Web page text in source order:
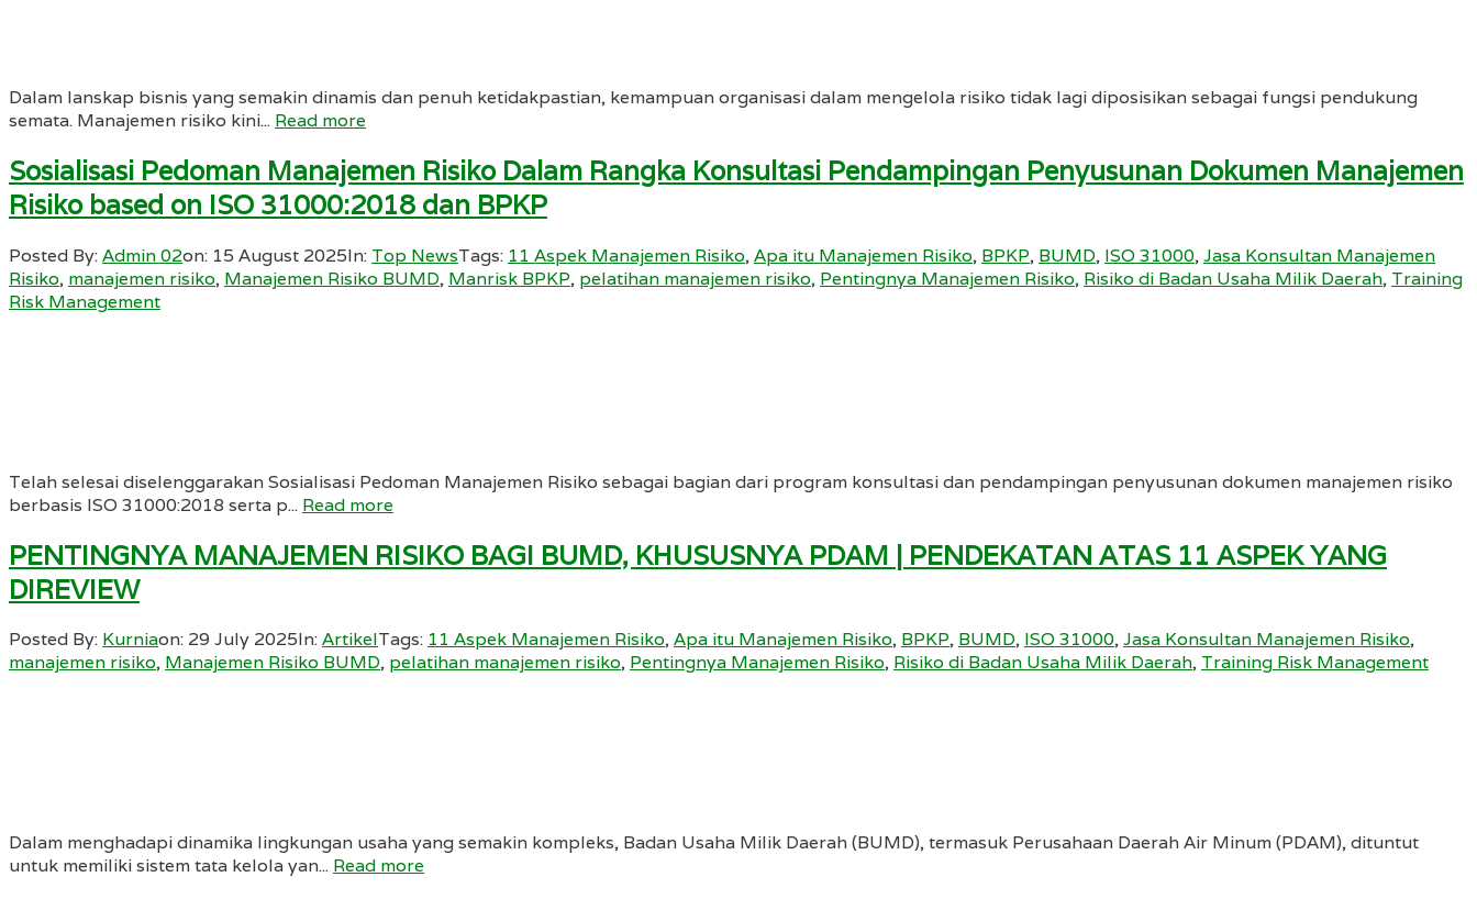
Dalam lanskap bisnis yang semakin dinamis dan penuh ketidakpastian, kemampuan organisasi dalam mengelola risiko tidak lagi diposisikan sebagai fungsi pendukung
semata. Manajemen risiko kini... Read more
Sosialisasi Pedoman Manajemen Risiko Dalam Rangka Konsultasi Pendampingan Penyusunan Dokumen Manajemen
Risiko based on ISO 31000:2018 dan BPKP
Posted By:Admin 02on: 15 August 2025In: Top NewsTags: 11 Aspek Manajemen Risiko,Apa itu Manajemen Risiko, BPKP, BUMD, ISO 31000,Jasa Konsultan Manajemen
Risiko, manajemen risiko, Manajemen Risiko BUMD, Manrisk BPKP, pelatihan manajemen risiko, Pentingnya Manajemen Risiko, Risiko di Badan Usaha Milik Daerah, Training
Risk Management
Telah selesai diselenggarakan Sosialisasi Pedoman Manajemen Risiko sebagai bagian dari program konsultasi dan pendampingan penyusunan dokumen manajemen risiko
berbasis ISO 31000:2018 serta p... Read more
PENTINGNYA MANAJEMEN RISIKO BAGI BUMD, KHUSUSNYA PDAM | PENDEKATAN ATAS 11 ASPEK YANG
DIREVIEW
Posted By: Kurniaon: 29 July 2025In:ArtikelTags: 11 Aspek Manajemen Risiko,Apa itu Manajemen Risiko, BPKP, BUMD, ISO 31000,Jasa Konsultan Manajemen Risiko,
manajemen risiko, Manajemen Risiko BUMD, pelatihan manajemen risiko, Pentingnya Manajemen Risiko, Risiko di Badan Usaha Milik Daerah, Training Risk Management
Dalam menghadapi dinamika lingkungan usaha yang semakin kompleks, Badan Usaha Milik Daerah (BUMD), termasuk Perusahaan Daerah Air Minum (PDAM), dituntut
untuk memiliki sistem tata kelola yan... Read more